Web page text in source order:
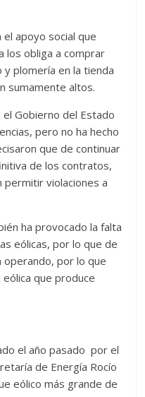
apoyo social que
los obliga a comprar
plomería en la tienda
sumamente altos.
Gobierno del Estado
pero no ha hecho
que de continuar
de los contratos,
violaciones a
ha provocado la falta
eólicas, por lo que de
operando, por lo que
que produce
el año pasado por el
de Energía Rocío
eólico más grande de